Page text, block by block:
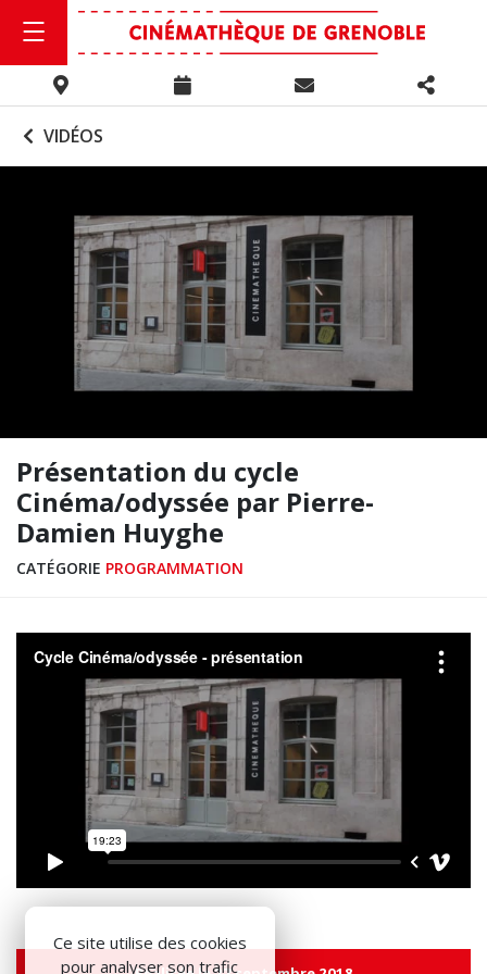
VIDÉOS
Présentation du cycle
Cinéma/odyssée par Pierre-
Damien Huyghe
CATÉGORIE PROGRAMMATION
Ce site utilise des cookies
pour analyser son trafic